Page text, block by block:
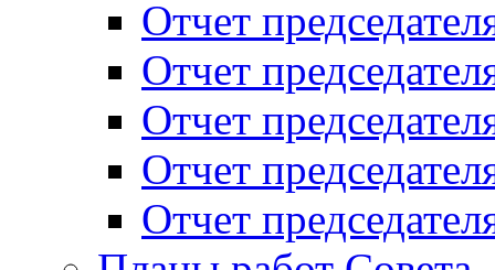
Отчет
Отчет
Отчет
Отчет
Отчет